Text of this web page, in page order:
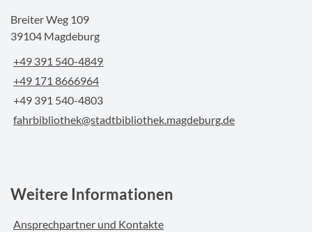
Breiter Weg 109
39104 Magdeburg
+49 391 540-4849
+49 171 8666964
+49 391 540-4803
fahrbibliothek@stadtbibliothek.magdeburg.de
Weitere Informationen
Ansprechpartner und Kontakte